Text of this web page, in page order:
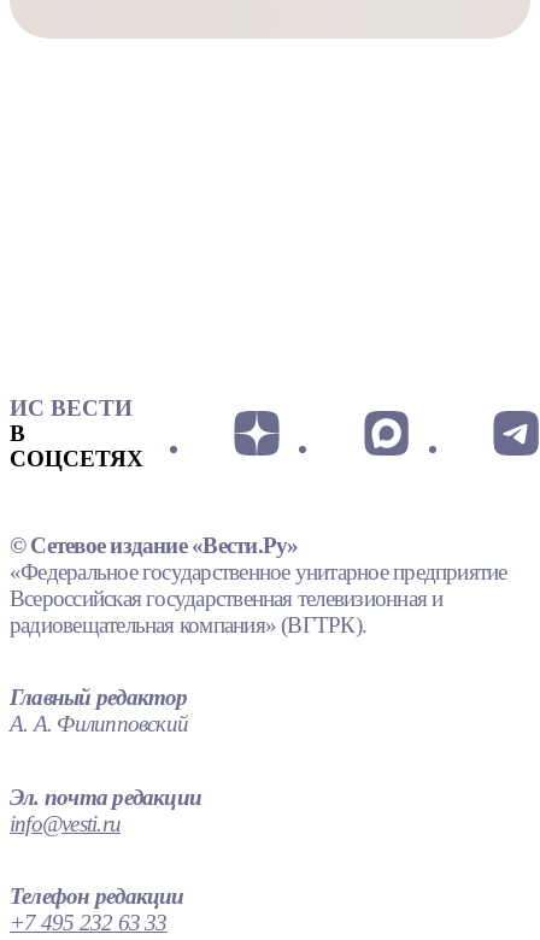
ИС ВЕСТИ
В
СОЦСЕТЯХ
© Сетевое издание «Вести.Ру»
«Федеральное государственное унитарное предприятие
Всероссийская государственная телевизионная и
радиовещательная компания» (ВГТРК).
Главный редактор
А. А. Филипповский
Эл. почта редакции
info@vesti.ru
Телефон редакции
+7 495 232 63 33